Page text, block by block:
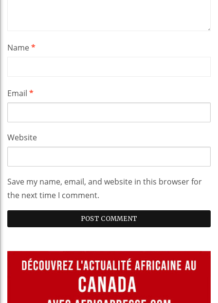
Name*
Email *
Website
Save my name, email, and website in this browser for
the next time I comment.